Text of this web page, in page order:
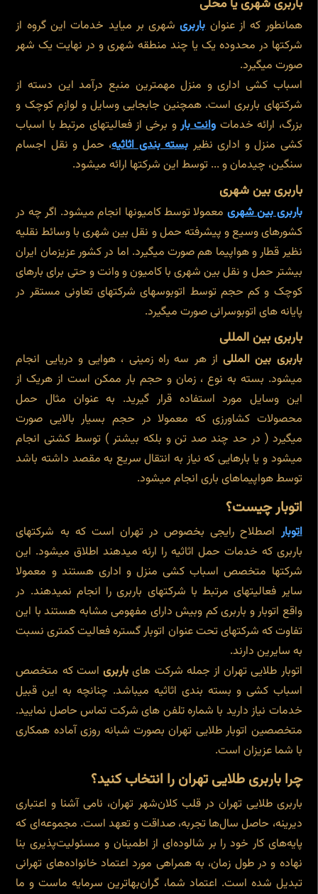
باربری شهری یا محلی
همانطور که از عنوانباربریشهری بر میاید خدمات این گروه از
شرکتها در محدوده یک یا چند منطقه شهری و در نهایت یک شهر
صورت میگیرد.
اسباب کشی اداری و منزل مهمترین منبع درآمد این دسته از
شرکتهای باربری است. همچنین جابجایی وسایل و لوازم کوچک و
بزرگ، ارائه خدمات وانت بارو برخی از فعالیتهای مرتبط با اسباب
کشی منزل و اداری نظیربسته بندی اثاثیه، حمل و نقل اجسام
سنگین، چیدمان و ... توسط این شرکتها ارائه میشود.
باربری بین شهری
باربری بین شهری معمولا توسط کامیونها انجام میشود. اگر چه در
کشورهای وسیع و پیشرفته حمل و نقل بین شهری با وسائط نقلیه
نظیر قطار و هواپیما هم صورت میگیرد. اما در کشور عزیزمان ایران
بیشتر حمل و نقل بین شهری با کامیون و وانت و حتی برای بارهای
کوچک و کم حجم توسط اتوبوسهای شرکتهای تعاونی مستقر در
پایانه های اتوبوسرانی صورت میگیرد.
باربری بین المللی
باربری بین المللیاز هر سه راه زمینی ، هوایی و دریایی انجام
میشود. بسته به نوع ، زمان و حجم بار ممکن است از هریک از
این وسایل مورد استفاده قرار گیرید. به عنوان مثال حمل
محصولات کشاورزی که معمولا در حجم بسیار بالایی صورت
میگیرد ( در حد چند صد تن و بلکه بیشتر ) توسط کشتی انجام
میشود و یا بارهایی که نیاز به انتقال سریع به مقصد داشته باشد
توسط هواپیماهای باری انجام میشود.
اتوبار چیست؟
اتوبار اصطلاح رایجی بخصوص در تهران است که به شرکتهای
باربری که خدمات حمل اثاثیه را ارئه میدهند اطلاق میشود. این
شرکتها متخصص اسباب کشی منزل و اداری هستند و معمولا
سایر فعالیتهای مرتبط با شرکتهای باربری را انجام نمیدهند. در
واقع اتوبار و باربری کم وبیش دارای مفهومی مشابه هستند با این
تفاوت که شرکتهای تحت عنوان اتوبار گستره فعالیت کمتری نسبت
به سایرین دارند.
اتوبار طلایی تهران از جمله شرکت های باربریاست که متخصص
اسباب کشی و بسته بندی اثاثیه میباشد. چنانچه به این قبیل
خدمات نیاز دارید با شماره تلفن های شرکت تماس حاصل نمایید.
متخصصین اتوبار طلایی تهران بصورت شبانه روزی آماده همکاری
با شما عزیزان است.
چرا باربری طلایی تهران را انتخاب کنید؟
باربری طلایی تهران در قلب کلان‌شهر تهران، نامی آشنا و اعتباری
دیرینه، حاصل سال‌ها تجربه، صداقت و تعهد است. مجموعه‌ای که
پایه‌های کار خود را بر شالوده‌ای از اطمینان و مسئولیت‌پذیری بنا
نهاده و در طول زمان، به همراهی مورد اعتماد خانواده‌های تهرانی
تبدیل شده است. اعتماد شما، گران‌بهاترین سرمایه ماست و ما